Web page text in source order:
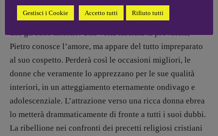
come egli stesso si definisce guardando alla mitologia
danese, destinato a coinvolgere nella sua caduta coloro
che gli sono intorno. Una volta lasciata la provincia,
Pietro conosce l’amore, ma appare del tutto impreparato
al suo cospetto. Perderà così le occasioni migliori, le
donne che veramente lo apprezzano per le sue qualità
interiori, in un atteggiamento eternamente ondivago e
adolescenziale. L’attrazione verso una ricca donna ebrea
lo metterà drammaticamente di fronte a tutti i suoi dubbi.
La ribellione nei confronti dei precetti religiosi cristiani
Gestisci i Cookie Accetto tutti Rifiuto tutti